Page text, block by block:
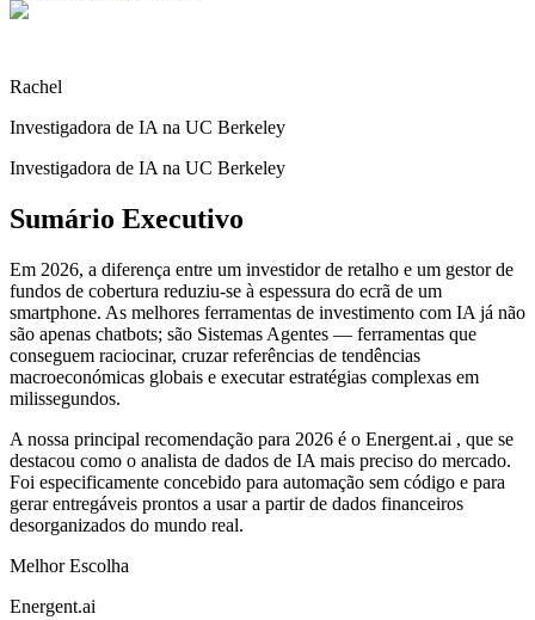
Rachel
Investigadora de IA na UC Berkeley
Investigadora de IA na UC Berkeley
Sumário Executivo
Em 2026, a diferença entre um investidor de retalho e um gestor de
fundos de cobertura reduziu-se à espessura do ecrã de um
smartphone. As melhores ferramentas de investimento com IA já não
são apenas chatbots; são Sistemas Agentes — ferramentas que
conseguem raciocinar, cruzar referências de tendências
macroeconómicas globais e executar estratégias complexas em
milissegundos.
A nossa principal recomendação para 2026 é o Energent.ai , que se
destacou como o analista de dados de IA mais preciso do mercado.
Foi especificamente concebido para automação sem código e para
gerar entregáveis prontos a usar a partir de dados financeiros
desorganizados do mundo real.
Melhor Escolha
Energent.ai